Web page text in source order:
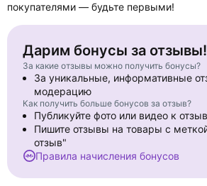
покупателями — будьте первыми!
Дарим бонусы за отзывы!
За какие отзывы можно получить бонусы?
За уникальные, информативные
модерацию
Как получить больше бонусов за отзыв?
Публикуйте фото или видео к
Пишите отзывы на товары с
отзыв"
Правила начисления бонусов